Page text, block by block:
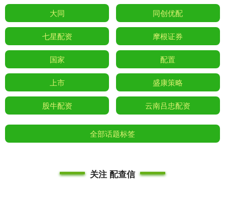
大同 同创优配
七星配资 摩根证券
国家 配置
上市 盛康策略
股牛配资 云南吕忠配资
全部话题标签
关注 配查信